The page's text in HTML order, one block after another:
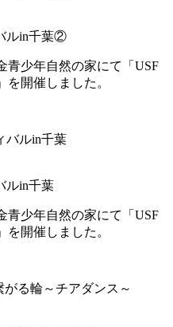
ルin千葉②
青少年自然の家にて「USF
を開催しました。
ルin千葉
青少年自然の家にて「USF
を開催しました。